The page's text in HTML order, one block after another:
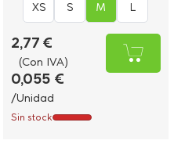
XS S M L
2,77 €
(Con IVA)
0,055 €
/Unidad
Sin stock